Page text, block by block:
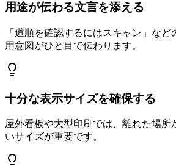
用途が伝わる文言を添える
「道順を確認するにはスキャン」など
用意図がひと目で伝わります。
十分な表示サイズを確保する
屋外看板や大型印刷では、離れた場所
いサイズが重要です。